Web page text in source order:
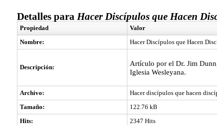
Detalles para Hacer Discípulos que Hacen
Propiedad
Valor
Nombre:
Hacer Discípulos que Hacen
Descripción:
Artículo por el Dr. Jim
Iglesia Wesleyana.
Archivo:
Hacer discípulos que hacen
Tamaño:
122.76 kB
Hits:
2347 Hits